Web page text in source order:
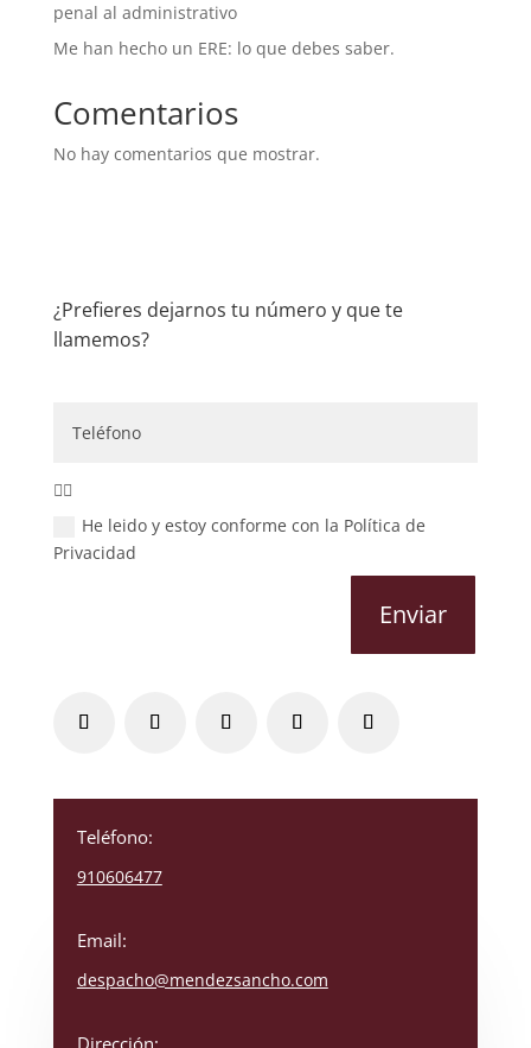
penal al administrativo
Me han hecho un ERE: lo que debes saber.
Comentarios
No hay comentarios que mostrar.
¿Prefieres dejarnos tu número y que te
llamemos?
👇🏼
He leido y estoy conforme con la Política de
Privacidad
Enviar
Teléfono:
910606477
Email:
despacho@mendezsancho.com
Dirección: